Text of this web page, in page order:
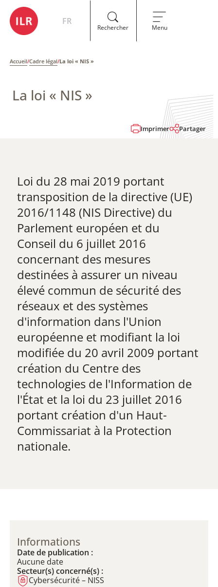
FR
Rechercher Menu
Accueil/Cadre légal/La loi « NIS »
La loi « NIS »
Imprimer Partager
Loi du 28 mai 2019 portant
transposition de la directive (UE)
2016/1148 (NIS Directive) du
Parlement européen et du
Conseil du 6 juillet 2016
concernant des mesures
destinées à assurer un niveau
élevé commun de sécurité des
réseaux et des systèmes
d'information dans l'Union
européenne et modifiant la loi
modifiée du 20 avril 2009 portant
création du Centre des
technologies de l'Information de
l'État et la loi du 23 juillet 2016
portant création d'un Haut-
Commissariat à la Protecti​​on
nationale.​
Informations
Date de publication :
Aucune date
Secteur(s) concerné(s) :
Cybersécurité – NISS